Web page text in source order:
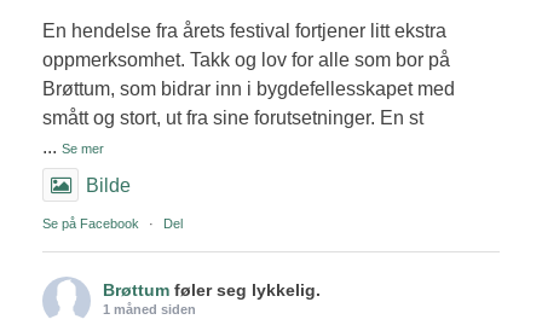
En hendelse fra årets festival fortjener litt ekstra
oppmerksomhet. Takk og lov for alle som bor på
Brøttum, som bidrar inn i bygdefellesskapet med
smått og stort, ut fra sine forutsetninger. En st
... Se mer
Bilde
Se på Facebook · Del
Brøttum føler seg lykkelig.
1 måned siden